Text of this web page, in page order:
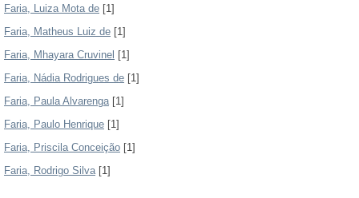
Faria, Luiza Mota de [1]
Faria, Matheus Luiz de [1]
Faria, Mhayara Cruvinel [1]
Faria, Nádia Rodrigues de [1]
Faria, Paula Alvarenga[1]
Faria, Paulo Henrique [1]
Faria, Priscila Conceição [1]
Faria, Rodrigo Silva[1]